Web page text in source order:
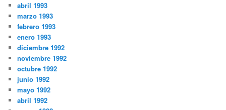
abril 1993
marzo 1993
febrero 1993
enero 1993
diciembre 1992
noviembre 1992
octubre 1992
junio 1992
mayo 1992
abril 1992